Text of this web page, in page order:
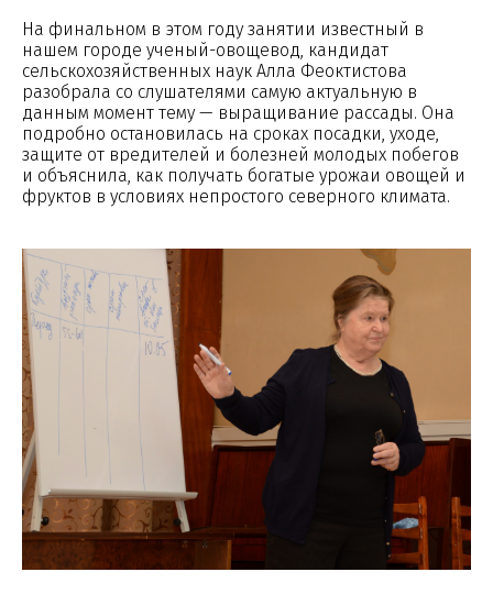
На финальном в этом году занятии известный в
нашем городе ученый-овощевод, кандидат
сельскохозяйственных наук Алла Феоктистова
разобрала со слушателями самую актуальную в
данным момент тему — выращивание рассады. Она
подробно остановилась на сроках посадки, уходе,
защите от вредителей и болезней молодых побегов
и объяснила, как получать богатые урожаи овощей и
фруктов в условиях непростого северного климата.